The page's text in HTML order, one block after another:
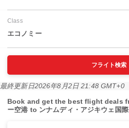
Class
エコノミー
フライト検索
最終更新日2026年8月2日 21:48 GMT+0
Book and get the best flight deals
ー空港 to ンナムディ・アジキウェ国